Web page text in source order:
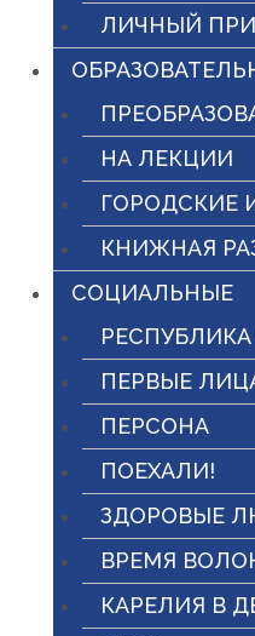
ЛИЧНЫЙ
НА ЛЕКЦИИ
ГОРОДСКИЕ
КНИЖНАЯ
СОЦИАЛЬНЫЕ
ПЕРВЫЕ
ПЕРСОНА
ПОЕХАЛИ!
ЗДОРОВЫЕ
ВРЕМЯ
КАРЕЛИЯ В